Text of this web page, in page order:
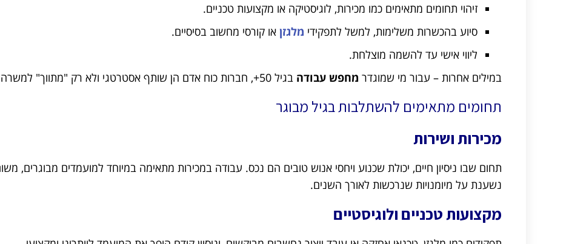
זיהוי תחומים מתאימים כמו מכירות, לוגיסטיקה או מקצועות טכניים.
סיוע בהכשרות משלימות, למשל לתפקידי מלגזןאו קורסי מחשוב בסיסיים.
ליווי אישי עד להשמה מוצלחת.
במילים אחרות – עבור מי שמוגדר מחפש עבודה בגיל 50+, חברות כוח אדם הן שותף אסטרטגי ולא רק "מתווך" למשרה.
תחומים מתאימים להשתלבות בגיל מבוגר
מכירות ושירות
תחום שבו ניסיון חיים, יכולת שכנוע ויחסי אנוש טובים הם נכס. עבודה במכירות מתאימה במיוחד למועמדים מבוגרים,
נשענת על מיומנויות שנרכשות לאורך השנים.
מקצועות טכניים ולוגיסטיים